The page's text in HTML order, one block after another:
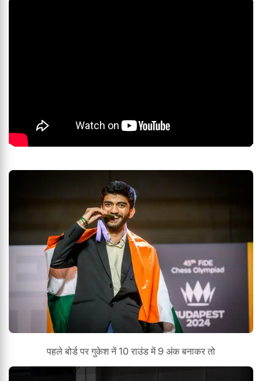
पहले बोर्ड पर गुकेश नें 10 राउंड में 9 अंक बनाकर तो